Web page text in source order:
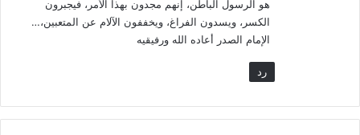
هو الرسول الباطن، إنهم مجدون بهذا الأمر، فيجبرون
الكسر، ويسدون الفراغ، ويخففون الآلام عن المتعبين،…
الإمام الصدر أعاده الله ورفيقيه
رد